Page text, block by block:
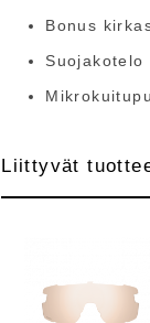
Bonus
Suojakotelo
Liittyvät